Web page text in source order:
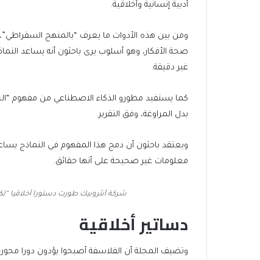
أدبية إنسانية وأخلاقية.
ومن بين هذه الأدوات ما يعرف “بالمنهج
صحة الأفكار، وهو أسلوب يرى باحثون أنه يساعد
غير دقيقة.
كما يستفيد مطورو الذكاء الاصطناعي من مفهوم
بدل المراوغة، وفق التقرير.
ويعتقد باحثون أن دمج هذا المفهوم في النماذج
معلومات غير صحيحة على أنها حقائق.
شركة أنثروبيك طورت دستورا أخلاقيا
دساتير أخلاقية
وتضيف المجلة أن الفلاسفة أصبحوا يؤدون دورا